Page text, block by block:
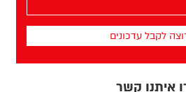
איתנו קשר